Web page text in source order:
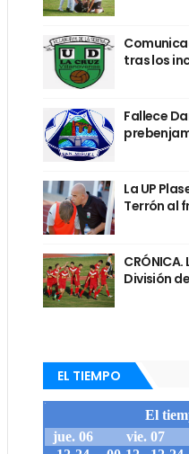
tras los
Fallece
La UP
Terrón al
División
EL TIEMPO